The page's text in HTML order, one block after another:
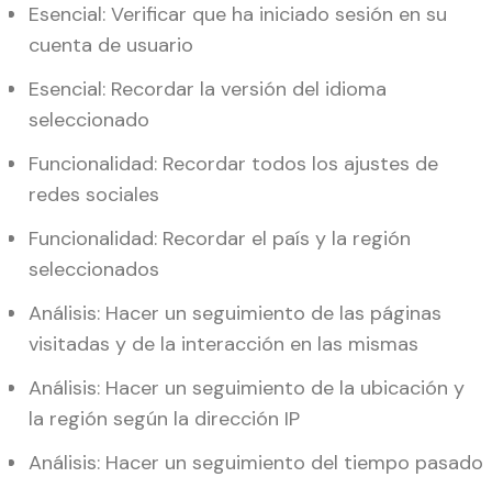
Esencial: Verificar que ha iniciado sesión en su
cuenta de usuario
Esencial: Recordar la versión del idioma
seleccionado
Funcionalidad: Recordar todos los ajustes de
redes sociales
Funcionalidad: Recordar el país y la región
seleccionados
Análisis: Hacer un seguimiento de las páginas
visitadas y de la interacción en las mismas
Análisis: Hacer un seguimiento de la ubicación y
la región según la dirección IP
Análisis: Hacer un seguimiento del tiempo pasado